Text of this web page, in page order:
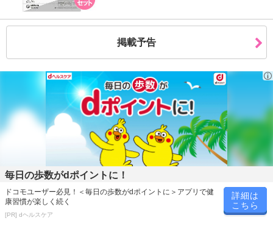
転売等、目的以外での利用が確認された場合は、サービス利用を停
止させていただきます。
発送日カレンダー
休業日
掲載予告
毎日の歩数がdポイントに！
ドコモユーザー必見！＜毎日の歩数がdポイントに＞アプリで健
康習慣が楽しく続く
[PR] dヘルスケア
詳細は
こちら